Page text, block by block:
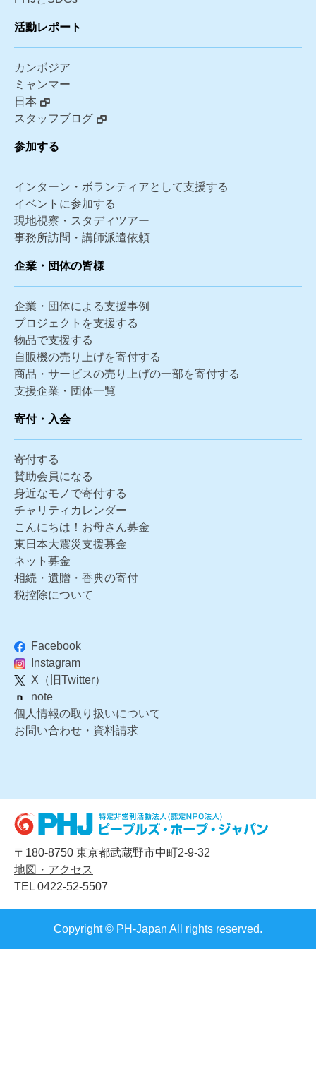
活動レポート
カンボジア
ミャンマー
日本
スタッフブログ
参加する
インターン・ボランティアとして支援する
イベントに参加する
現地視察・スタディツアー
事務所訪問・講師派遣依頼
企業・団体の皆様
企業・団体による支援事例
プロジェクトを支援する
物品で支援する
自販機の売り上げを寄付する
商品・サービスの売り上げの一部を寄付する
支援企業・団体一覧
寄付・入会
寄付する
賛助会員になる
身近なモノで寄付する
チャリティカレンダー
こんにちは！お母さん募金
東日本大震災支援募金
ネット募金
相続・遺贈・香典の寄付
税控除について
Facebook
Instagram
X（旧Twitter）
note
個人情報の取り扱いについて
お問い合わせ・資料請求
〒180-8750 東京都武蔵野市中町2-9-32
地図・アクセス
TEL 0422-52-5507
Copyright © PH-Japan All rights reserved.